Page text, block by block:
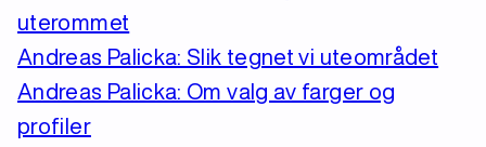
uterommet
Andreas Palicka: Slik tegnet vi uteområdet
Andreas Palicka: Om valg av farger og
profiler